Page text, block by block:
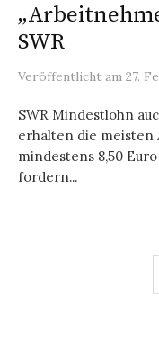
SWR
Veröffentlicht am 27.
SWR Mindestlohn
erhalten die meisten
mindestens 8,50
fordern...